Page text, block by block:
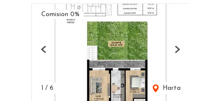
Comision 0%
/ 6 Harta
Previous Next